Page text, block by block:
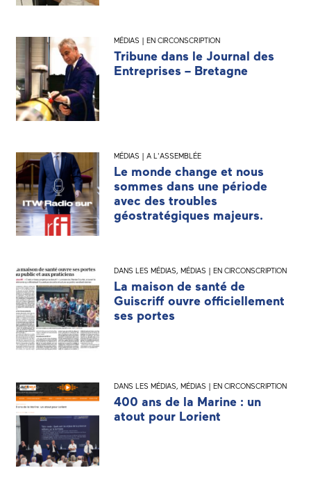
MÉDIAS | EN CIRCONSCRIPTION
Tribune dans le Journal des
Entreprises – Bretagne
MÉDIAS | A L'ASSEMBLÉE
Le monde change et nous
sommes dans une période
avec des troubles
géostratégiques majeurs.
DANS LES MÉDIAS, MÉDIAS | EN CIRCONSCRIPTION
La maison de santé de
Guiscriff ouvre officiellement
ses portes
DANS LES MÉDIAS, MÉDIAS | EN CIRCONSCRIPTION
400 ans de la Marine : un
atout pour Lorient